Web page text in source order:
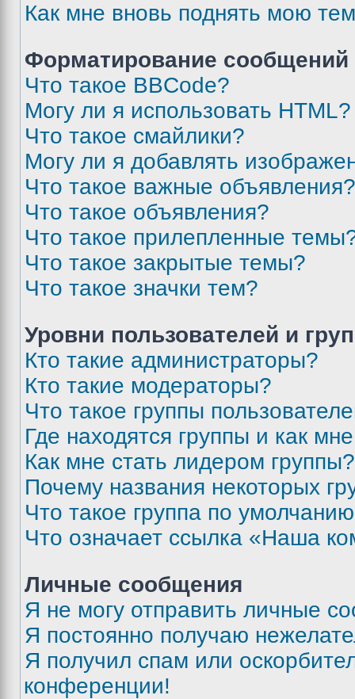
Как мне вновь поднять мою
Форматирование
Что такое BBCode?
Могу ли я использовать HTML?
Что такое смайлики?
Могу ли я добавлять
Что такое важные объявления?
Что такое объявления?
Что такое прилепленные
Что такое закрытые темы?
Что такое значки тем?
Уровни пользователей и
Кто такие администраторы?
Кто такие модераторы?
Что такое группы
Где находятся группы и как
Как мне стать лидером группы?
Почему названия некоторых
Что такое группа по
Что означает ссылка «Наша
Личные сообщения
Я не могу отправить личные
Я постоянно получаю
Я получил спам или
конференции!